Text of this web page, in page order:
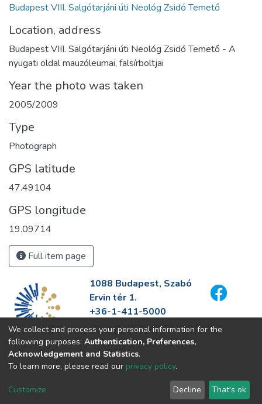
Budapest VIII. Salgótarjáni úti Neológ Zsidó Temető
Location, address
Budapest VIII. Salgótarjáni úti Neológ Zsidó Temető - A
nyugati oldal mauzóleumai, falsírboltjai
Year the photo was taken
2005/2009
Type
Photograph
GPS latitude
47.49104
GPS longitude
19.09714
Full item page
1088 Budapest, Szabó
Ervin tér 1.
+36-1-411-5000
info@fszek.hu
https://fszek.hu
We collect and process your personal information for the
following purposes: Authentication, Preferences,
Acknowledgement and Statistics.
To learn more, please read our privacy policy.
Customize Decline That's ok